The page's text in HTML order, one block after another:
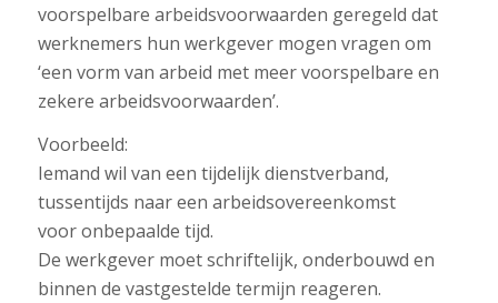
voorspelbare arbeidsvoorwaarden geregeld dat
werknemers hun werkgever mogen vragen om
‘een vorm van arbeid met meer voorspelbare en
zekere arbeidsvoorwaarden’.
Voorbeeld:
Iemand wil van een tijdelijk dienstverband,
tussentijds naar een arbeidsovereenkomst
voor onbepaalde tijd.
De werkgever moet schriftelijk, onderbouwd en
binnen de vastgestelde termijn reageren.